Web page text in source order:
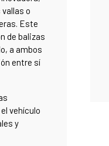
o
Este
de balizas
a ambos
entre sí
vehículo
y